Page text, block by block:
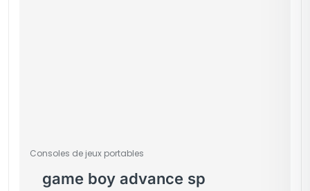
Consoles de jeux portables
game boy advance sp